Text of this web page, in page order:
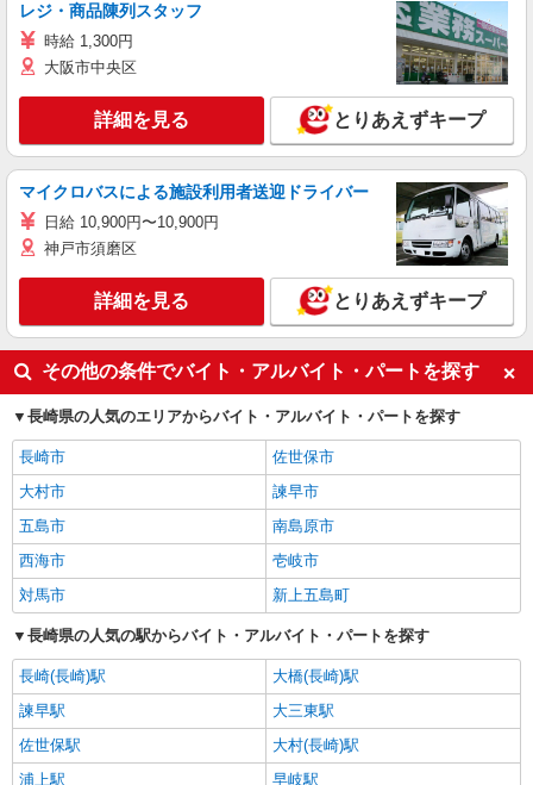
レジ・商品陳列スタッフ
時給 1,300円
大阪市中央区
詳細を見る とりあえずキープ
マイクロバスによる施設利用者送迎ドライバー
日給 10,900円〜10,900円
神戸市須磨区
詳細を見る とりあえずキープ
その他の条件でバイト・アルバイト・パートを探す
長崎県の人気のエリアからバイト・アルバイト・パートを探す
長崎市
佐世保市
大村市
諫早市
五島市
南島原市
西海市
壱岐市
対馬市
新上五島町
長崎県の人気の駅からバイト・アルバイト・パートを探す
長崎(長崎)駅
大橋(長崎)駅
諫早駅
大三東駅
佐世保駅
大村(長崎)駅
浦上駅
早岐駅